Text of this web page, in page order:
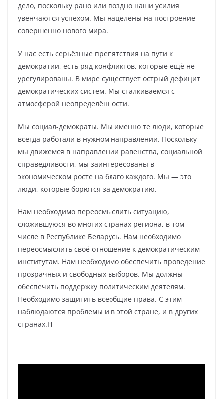
дело, поскольку рано или поздно наши усилия
увенчаются успехом. Мы нацелены на построение
совершенно нового мира.
У нас есть серьёзные препятствия на пути к
демократии, есть ряд конфликтов, которые ещё не
урегулированы. В мире существует острый дефицит
демократических систем. Мы сталкиваемся с
атмосферой неопределённости.
Мы социал-демократы. Мы именно те люди, которые
всегда работали в нужном направлении. Поскольку
мы движемся в направлении равенства, социальной
справедливости, мы заинтересованы в
экономическом росте на благо каждого. Мы — это
люди, которые борются за демократию.
Нам необходимо переосмыслить ситуацию,
сложившуюся во многих странах региона, в том
числе в Республике Беларусь. Нам необходимо
переосмыслить своё отношение к демократическим
институтам. Нам необходимо обеспечить проведение
прозрачных и свободных выборов. Мы должны
обеспечить поддержку политическим деятелям.
Необходимо защитить всеобщие права. С этим
наблюдаются проблемы и в этой стране, и в других
странах.H